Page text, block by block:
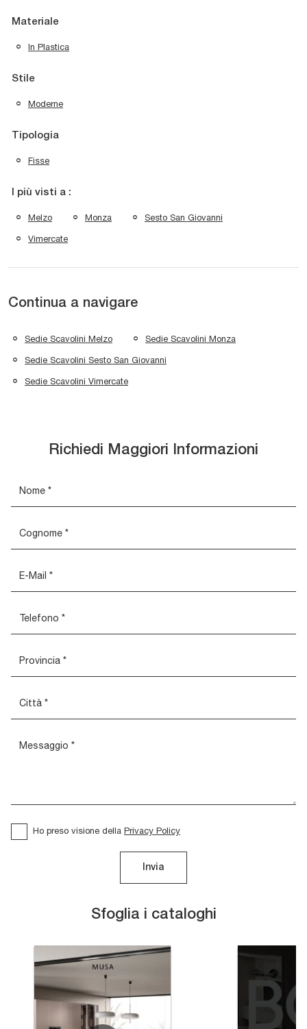
Materiale
In Plastica
Stile
Moderne
Tipologia
Fisse
I più visti a :
Melzo Monza Sesto San Giovanni
Vimercate
Continua a navigare
Sedie Scavolini Melzo Sedie Scavolini Monza
Sedie Scavolini Sesto San Giovanni
Sedie Scavolini Vimercate
Sfoglia i cataloghi
Richiedi Maggiori Informazioni
Ho preso visione della Privacy Policy
Invia